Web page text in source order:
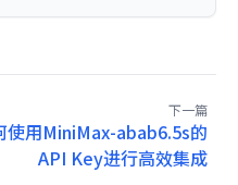
下一篇
使用MiniMax-abab6.5s的
API Key进行高效集成